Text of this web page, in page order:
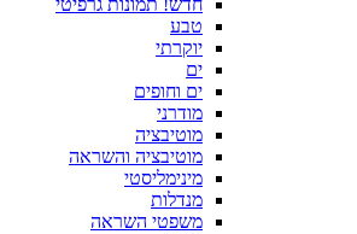
טבע
יוקרתי
ים
ים וחופים
מודרני
מוטיבציה
מוטיבציה והשראה
מינימליסטי
מנדלות
משפטי השראה